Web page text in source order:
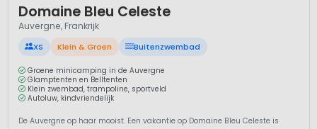
Domaine Bleu Celeste
Auvergne, Frankrijk
XS Klein & Groen Buitenzwembad
Groene minicamping in de Auvergne
Glamptenten en Belltenten
Klein zwembad, trampoline, sportveld
Autoluw, kindvriendelijk
De Auvergne op haar mooist. Een vakantie op Domaine Bleu Celeste is